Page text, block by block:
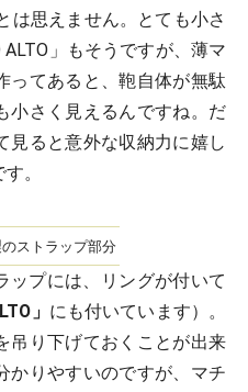
は思えません。とても小さ
」もそうですが、薄マ
ってあると、鞄自体が無駄
小さく見えるんですね。だ
見ると意外な収納力に嬉し
。
ストラップ部分
ップには、リングが付いて
」 にも付いています）。
吊り下げておくことが出来
かりやすいのですが、マチ